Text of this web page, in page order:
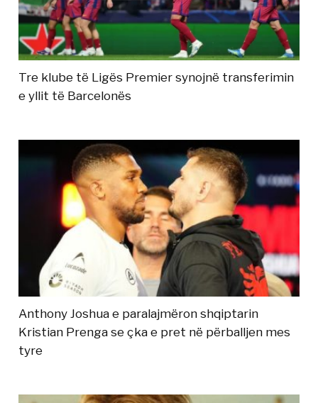
Tre klube të Ligës Premier synojnë transferimin
e yllit të Barcelonës
Anthony Joshua e paralajmëron shqiptarin
Kristian Prenga se çka e pret në përballjen mes
tyre